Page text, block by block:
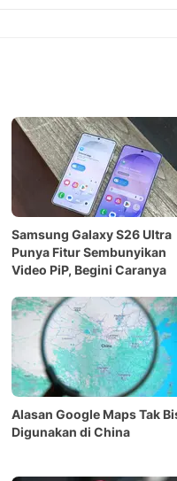
Samsung Galaxy S26 Ultra
Punya Fitur Sembunyikan
Video PiP, Begini Caranya
Alasan Google Maps Tak
Digunakan di China